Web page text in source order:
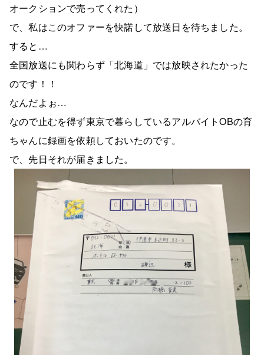
オークションで売ってくれた）
で、私はこのオファーを快諾して放送日を待ちました。
すると…
全国放送にも関わらず「北海道」では放映されたかった
のです！！
なんだよぉ…
なので止むを得ず東京で暮らしているアルバイトOBの育
ちゃんに録画を依頼しておいたのです。
で、先日それが届きました。